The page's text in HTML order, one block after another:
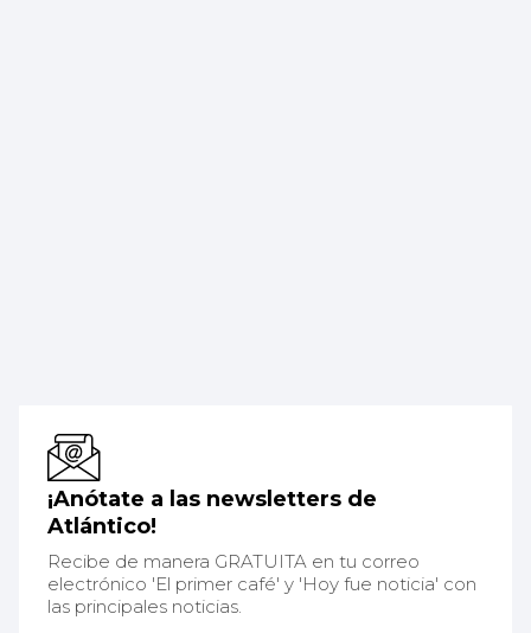
¡Anótate a las newsletters de
Atlántico!
Recibe de manera GRATUITA en tu correo
electrónico 'El primer café' y 'Hoy fue noticia' con
las principales noticias.